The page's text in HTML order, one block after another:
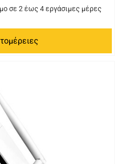
σε 2 έως 4 εργάσιμες μέρες